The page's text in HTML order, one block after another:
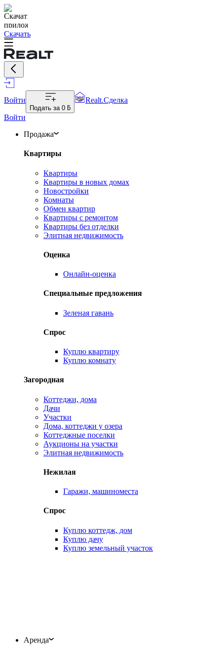
Скачать
Войти
Подать за 0 ƃ
Realt.Сделка
Войти
Продажа
Квартиры
Квартиры
Квартиры в новых домах
Новостройки
Комнаты
Обмен квартир
Квартиры с ремонтом
Квартиры без отделки
Элитная недвижимость
Оценка
Онлайн-оценка
Специальные предложения
Зеленая гавань
Спрос
Куплю квартиру
Куплю комнату
Загородная
Коттеджи, дома
Дачи
Участки
Дома, коттеджи у озера
Коттеджные поселки
Аукционы на участки
Элитная недвижимость
Нежилая
Гаражи, машиноместа
Спрос
Куплю коттедж, дом
Куплю дачу
Куплю земельный участок
Аренда